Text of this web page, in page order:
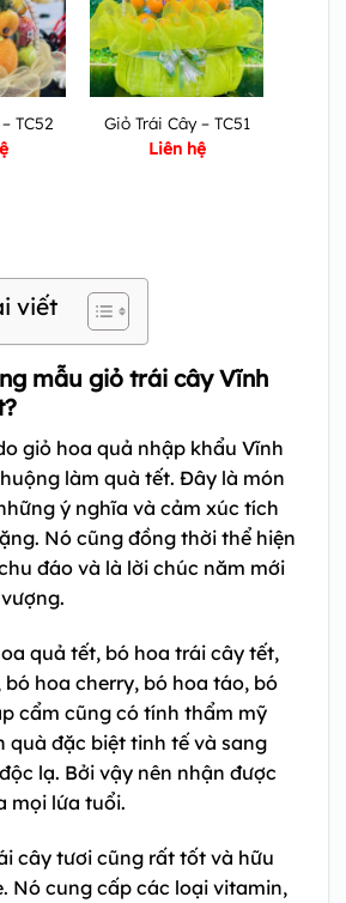
TC52
Giỏ Trái Cây – TC51
Liên hệ
viết
mẫu giỏ trái cây Vĩnh
giỏ hoa quả nhập khẩu Vĩnh
làm quà tết. Đây là món
ý nghĩa và cảm xúc tích
Nó cũng đồng thời thể hiện
đáo và là lời chúc năm mới
quả tết, bó hoa trái cây tết,
hoa cherry, bó hoa táo, bó
cẩm cũng có tính thẩm mỹ
quà đặc biệt tinh tế và sang
lạ. Bởi vậy nên nhận được
mọi lứa tuổi.
cây tươi cũng rất tốt và hữu
Nó cung cấp các loại vitamin,